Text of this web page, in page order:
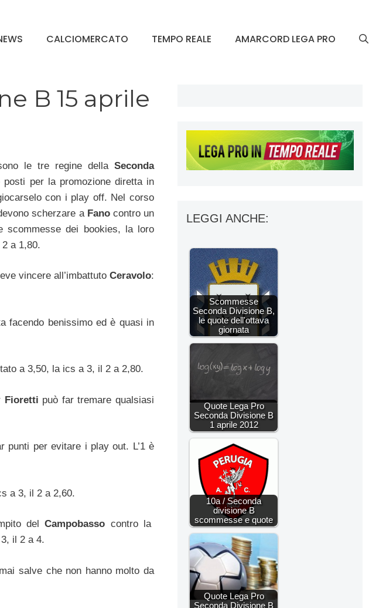
CALCIOMERCATO TEMPO REALE AMARCORD LEGA PRO
B 15 aprile
le tre regine dellaSeconda
per la promozione diretta in
con i play off. Nel corso
scherzare a Fanocontro un
scommesse dei bookies, la loro
a 1,80.
vincere all’imbattutoCeravolo:
facendo benissimo ed è quasi in
a 3,50, la ics a 3, il 2 a 2,80.
Fioretti può far tremare qualsiasi
punti per evitare i play out. L’1 è
a 3, il 2 a 2,60.
delCampobasso contro la
il 2 a 4.
salve che non hanno molto da
LEGGI ANCHE:
Scommesse
Seconda Divisione B,
le quote dell'ottava
giornata
Quote Lega Pro
Seconda Divisione B
1 aprile 2012
10a / Seconda
divisione B
scommesse e quote
Quote Lega Pro
Seconda Divisione B